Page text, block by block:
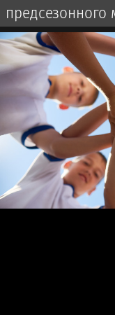
предсезонного
Сатпаева